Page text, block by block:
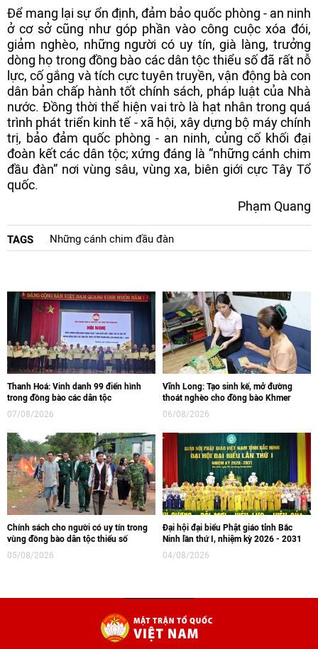
Để mang lại sự ổn định, đảm bảo quốc phòng - an ninh
ở cơ sở cũng như góp phần vào công cuộc xóa đói,
giảm nghèo, những người có uy tín, già làng, trưởng
dòng họ trong đồng bào các dân tộc thiểu số đã rất nỗ
lực, cố gắng và tích cực tuyên truyền, vận động bà con
dân bản chấp hành tốt chính sách, pháp luật của Nhà
nước. Đồng thời thể hiện vai trò là hạt nhân trong quá
trình phát triển kinh tế - xã hội, xây dựng bộ máy chính
trị, bảo đảm quốc phòng - an ninh, củng cố khối đại
đoàn kết các dân tộc; xứng đáng là “những cánh chim
đầu đàn” nơi vùng sâu, vùng xa, biên giới cực Tây Tổ
quốc.
Phạm Quang
TAGS Những cánh chim đầu đàn
Thanh Hoá: Vinh danh 99 điển hình
trong đồng bào các dân tộc
07/08/2026
Vĩnh Long: Tạo sinh kế, mở đường
thoát nghèo cho đồng bào Khmer
06/08/2026
Chính sách cho người có uy tín trong
vùng đồng bào dân tộc thiểu số
05/08/2026
Đại hội đại biểu Phật giáo tỉnh Bắc
Ninh lần thứ I, nhiệm kỳ 2026 - 2031
04/08/2026